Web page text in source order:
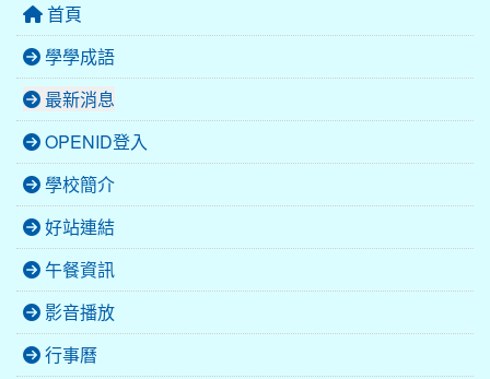
首頁
學學成語
最新消息
OPENID登入
學校簡介
好站連結
午餐資訊
影音播放
行事曆